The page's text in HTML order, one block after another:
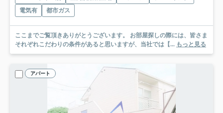
電気有
都市ガス
ここまでご覧頂きありがとうございます。 お部屋探しの際には、皆さま
それぞれこだわりの条件があると思いますが、当社では【... もっと見る
アパート